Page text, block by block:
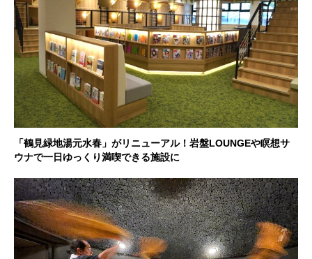
「鶴見緑地湯元水春」がリニューアル！岩盤LOUNGEや瞑想サ
ウナで一日ゆっくり満喫できる施設に